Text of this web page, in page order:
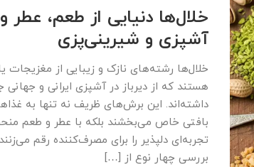
خلال‌ها دنیایی از طعم، عطر
آشپزی و شیرینی‌پزی
خلال‌ها رشته‌های نازک و زیبایی از مغزیجات
هستند که از دیرباز در آشپزی ایرانی و جهانی
داشته‌اند. این برش‌های ظریف نه تنها به
بافتی خاص می‌بخشند بلکه با عطر و طعم
تجربه‌ای دلپذیر را برای مصرف‌کننده رقم
بررسی چهار نوع از […]